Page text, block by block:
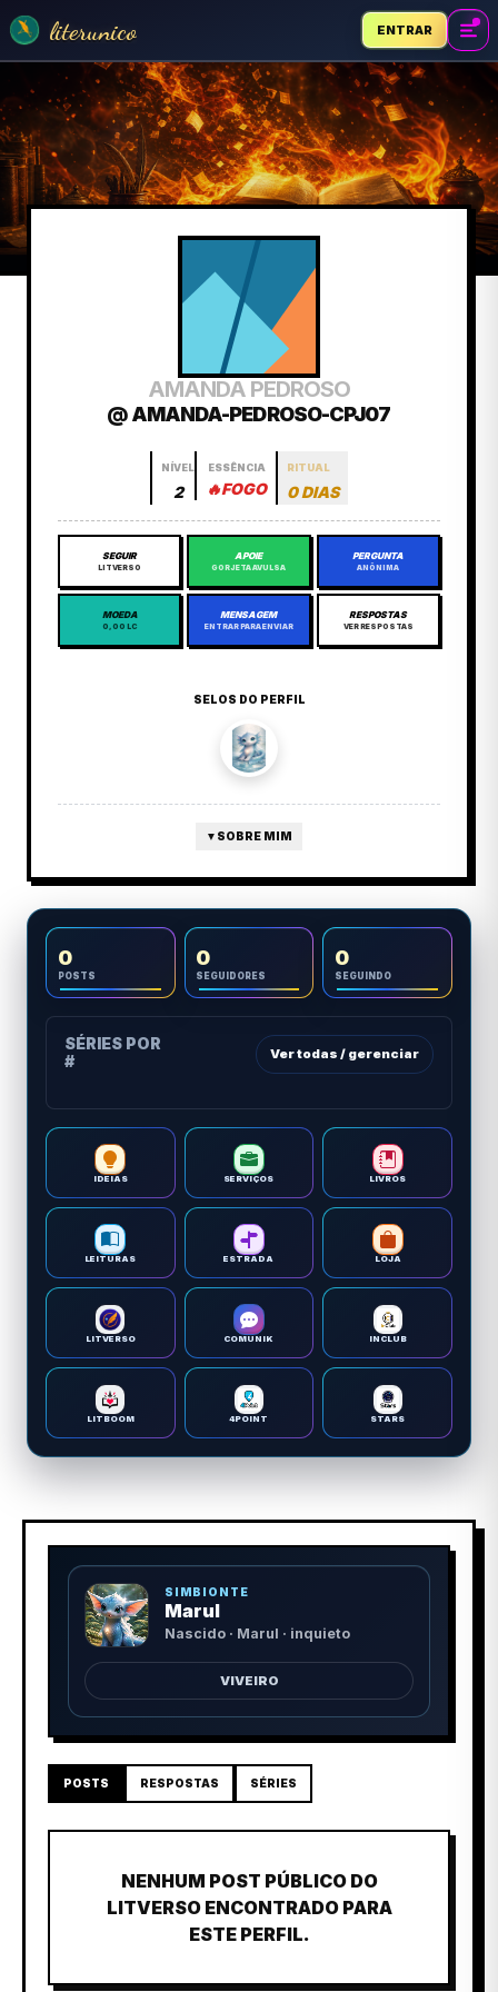
literunico ENTRAR
AMANDA PEDROSO
@ AMANDA-PEDROSO-CPJ07
NÍVEL
2
ESSÊNCIA
🔥FOGO
RITUAL
0 DIAS
SEGUIR
LITVERSO
APOIE
GORJETA AVULSA
PERGUNTA
ANÔNIMA
MOEDA
0,00 LC
MENSAGEM
ENTRAR PARA ENVIAR
RESPOSTAS
VER RESPOSTAS
SELOS DO PERFIL
▼ SOBRE MIM
0
POSTS
0
SEGUIDORES
0
SEGUINDO
SÉRIES POR
#
Ver todas / gerenciar
IDEIAS SERVIÇOS LIVROS
LEITURAS ESTRADA LOJA
LITVERSO COMUNIK INCLUB
LITBOOM 4POINT STARS
SIMBIONTE
Marul
Nascido · Marul · inquieto
VIVEIRO
POSTS RESPOSTAS SÉRIES
NENHUM POST PÚBLICO DO
LITVERSO ENCONTRADO PARA
ESTE PERFIL.